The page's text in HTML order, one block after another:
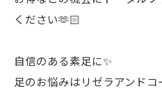
ください🫶🏻
自信のある素足に✨
足のお悩みはリゼラアンドコ